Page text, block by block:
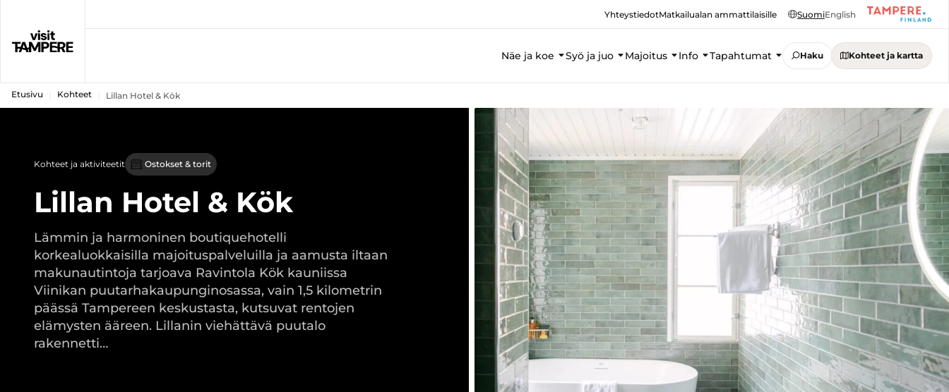
YhteystiedotMatkailualan ammattilaisille SuomiEnglish
Näe ja koe Syö ja juo Majoitus Info Tapahtumat Haku Kohteet ja kartta
Etusivu Kohteet Lillan Hotel & Kök
Kohteet ja aktiviteetit Ostokset & torit
Lillan Hotel & Kök
Lämmin ja harmoninen boutiquehotelli
korkealuokkaisilla majoituspalveluilla ja aamusta iltaan
makunautintoja tarjoava Ravintola Kök kauniissa
Viinikan puutarhakaupunginosassa, vain 1,5 kilometrin
päässä Tampereen keskustasta, kutsuvat rentojen
elämysten ääreen. Lillanin viehättävä puutalo
rakennetti…